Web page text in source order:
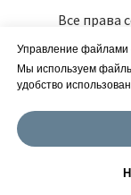
ИП Савчук
| ОГРН
Настройки
Все права
Вся
публичной
Управление файлами
Мы используем
удобство